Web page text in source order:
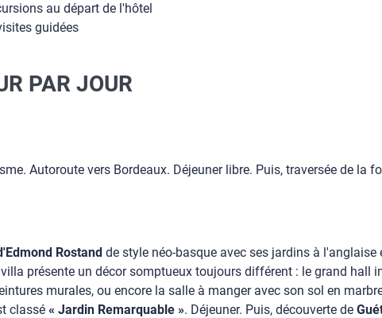
au départ de l'hôtel
guidées
PAR JOUR
Autoroute vers Bordeaux. Déjeuner libre. Puis, traversée de
Rostand de style néo-basque avec ses jardins à
présente un décor somptueux toujours différent : le grand
murales, ou encore la salle à manger avec son sol en
classé « Jardin Remarquable ». Déjeuner. Puis, découverte de